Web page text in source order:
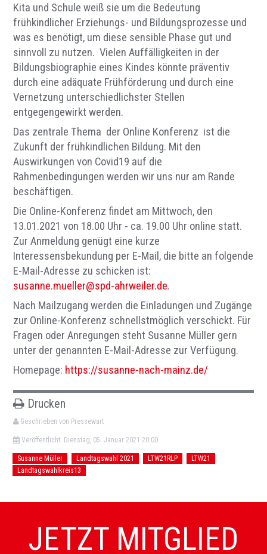
Kita und Schule weiß sie um die Bedeutung
frühkindlicher Erziehungs- und Bildungsprozesse und
was es benötigt, um diese sensible Phase gut und
sinnvoll zu nutzen. Vielen Auffälligkeiten in der
Bildungsbiographie eines Kindes könnte präventiv
durch eine adäquate Frühförderung und durch eine
Vernetzung unterschiedlichster Stellen
entgegengewirkt werden.
Das zentrale Thema der Online Konferenz ist die
Zukunft der frühkindlichen Bildung. Mit den
Auswirkungen von Covid19 auf die
Rahmenbedingungen werden wir uns nur am Rande
beschäftigen.
Die Online-Konferenz findet am Mittwoch, den
13.01.2021 von 18.00 Uhr - ca. 19.00 Uhr online statt.
Zur Anmeldung genügt eine kurze
Interessensbekundung per E-Mail, die bitte an folgende
E-Mail-Adresse zu schicken ist:
susanne.mueller@spd-ahrweiler.de.
Nach Mailzugang werden die Einladungen und Zugänge
zur Online-Konferenz schnellstmöglich verschickt. Für
Fragen oder Anregungen steht Susanne Müller gern
unter der genannten E-Mail-Adresse zur Verfügung.
Homepage: https://susanne-nach-mainz.de/
Drucken
Geschrieben von Pressewart
Veröffentlicht: Dienstag, 05. Januar 2021 20:00
Susanne Müller Landtagswahl 2021 LTW21RLP
LTW21
Landtagswahlkreis13
JETZT MITGLIED